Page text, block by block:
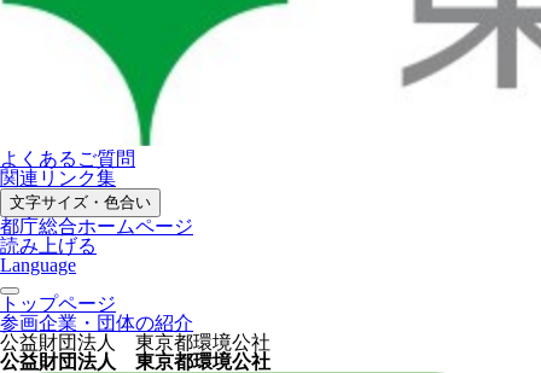
よくあるご質問
関連リンク集
文字サイズ・色合い
都庁総合ホームページ
読み上げる
Language
トップページ
参画企業・団体の紹介
公益財団法人 東京都環境公社
公益財団法人 東京都環境公社